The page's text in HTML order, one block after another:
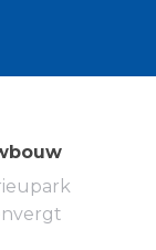
naar het
betegeld
berging en